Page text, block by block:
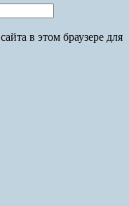
в этом браузере для